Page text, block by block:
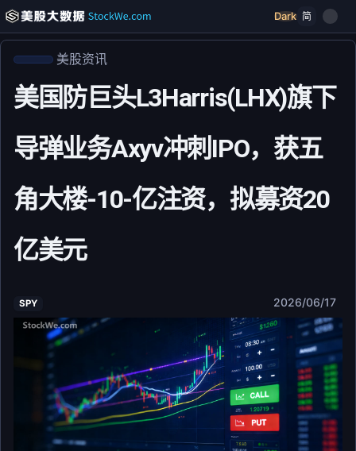
Dark 简
美股资讯
美国防巨头L3Harris(LHX)旗下
导弹业务Axyv冲刺IPO，获五
角大楼-10-亿注资，拟募资20
亿美元
SPY 2026/06/17